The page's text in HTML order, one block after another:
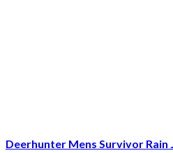
Deerhunter Mens Survivor Rain